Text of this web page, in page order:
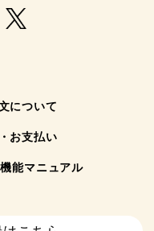
について
お支払い
能マニュアル